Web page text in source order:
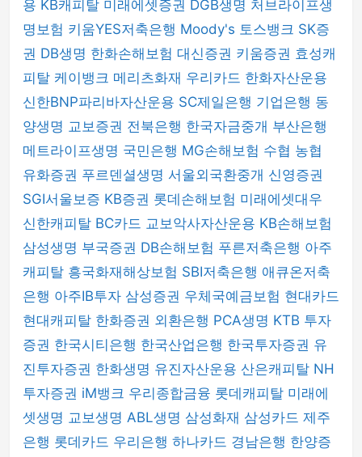
용 KB캐피탈 미래에셋증권 DGB생명 처브라이프생
명보험 키움YES저축은행 Moody's 토스뱅크 SK증
권 DB생명 한화손해보험 대신증권 키움증권 효성캐
피탈 케이뱅크 메리츠화재 우리카드 한화자산운용
신한BNP파리바자산운용 SC제일은행 기업은행 동
양생명 교보증권 전북은행 한국자금중개 부산은행
메트라이프생명 국민은행 MG손해보험 수협 농협
유화증권 푸르덴셜생명 서울외국환중개 신영증권
SGI서울보증 KB증권 롯데손해보험 미래에셋대우
신한캐피탈 BC카드 교보악사자산운용 KB손해보험
삼성생명 부국증권 DB손해보험 푸른저축은행 아주
캐피탈 흥국화재해상보험 SBI저축은행 애큐온저축
은행 아주IB투자 삼성증권 우체국예금보험 현대카드
현대캐피탈 한화증권 외환은행 PCA생명 KTB 투자
증권 한국시티은행 한국산업은행 한국투자증권 유
진투자증권 한화생명 유진자산운용 산은캐피탈 NH
투자증권 iM뱅크 우리종합금융 롯데캐피탈 미래에
셋생명 교보생명 ABL생명 삼성화재 삼성카드 제주
은행 롯데카드 우리은행 하나카드 경남은행 한양증